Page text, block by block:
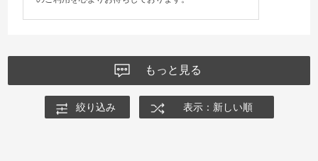
もっと見る
絞り込み 表示：新しい順